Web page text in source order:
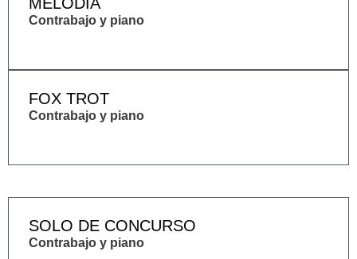
Contrabajo y piano
FOX TROT
Contrabajo y piano
SOLO DE CONCURSO
Contrabajo y piano